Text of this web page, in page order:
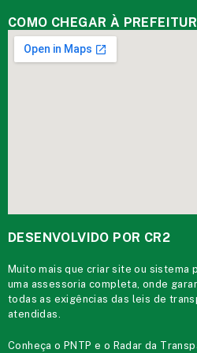
COMO CHEGAR À
DESENVOLVIDO POR CR2
Muito mais quecriar site ou sistema
uma assessoria completa, onde
todas as exigências das leis de
atendidas.
Conheça oPNTP e o Radar da